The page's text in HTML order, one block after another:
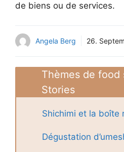
de biens ou de services.
Angela Berg 26.
Thèmes de food
Stories
Shichimi et la boîte
Dégustation